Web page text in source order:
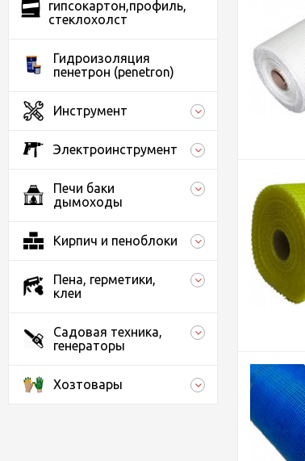
гипсокартон,профиль,
стеклохолст
Гидроизоляция
пенетрон (penetron)
Инструмент
Электроинструмент
Печи баки
дымоходы
Кирпич и пеноблоки
Пена, герметики,
клеи
Садовая техника,
генераторы
Хозтовары